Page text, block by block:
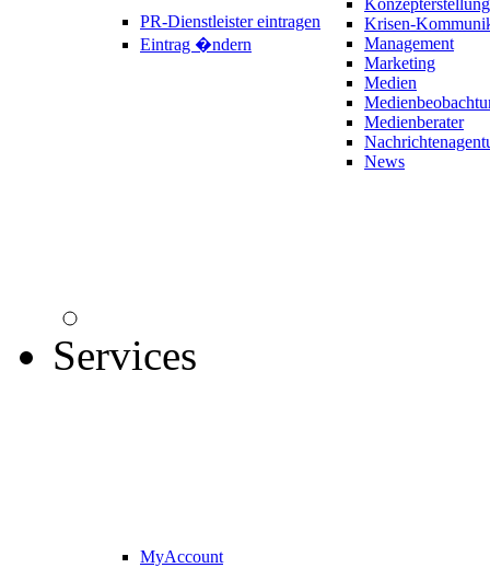
PR-Dienstleister eintragen
Eintrag �ndern
Konzepterstellung
Krisen-
Management
Marketing
Medien
Medienberater
News
Services
MyAccount